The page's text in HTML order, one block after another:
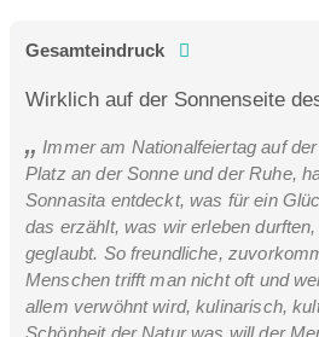
Gesamteindruck
Wirklich auf der Sonnenseite
Immer am Nationalfeiertag auf
Platz an der Sonne und der Ruhe,
Sonnasita entdeckt, was für ein
das erzählt, was wir erleben
geglaubt. So freundliche,
Menschen trifft man nicht oft und
allem verwöhnt wird, kulinarisch,